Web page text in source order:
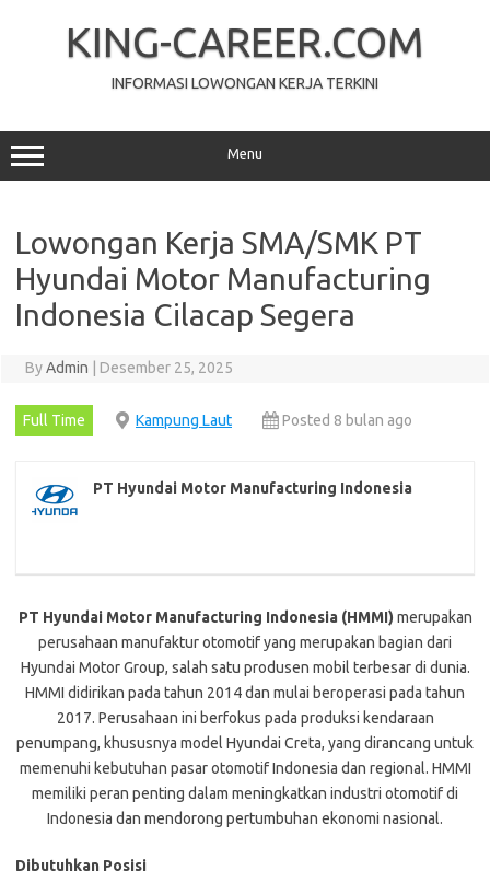
KING-CAREER.COM
INFORMASI LOWONGAN KERJA TERKINI
Menu
Lowongan Kerja SMA/SMK PT
Hyundai Motor Manufacturing
Indonesia Cilacap Segera
ByAdmin Desember 25, 2025
Full Time Kampung Laut Posted 8 bulan ago
PT Hyundai Motor Manufacturing Indonesia
PT Hyundai Motor Manufacturing Indonesia (HMMI) merupakan
perusahaan manufaktur otomotif yang merupakan bagian dari
Hyundai Motor Group, salah satu produsen mobil terbesar di dunia.
HMMI didirikan pada tahun 2014 dan mulai beroperasi pada tahun
2017. Perusahaan ini berfokus pada produksi kendaraan
penumpang, khususnya model Hyundai Creta, yang dirancang untuk
memenuhi kebutuhan pasar otomotif Indonesia dan regional. HMMI
memiliki peran penting dalam meningkatkan industri otomotif di
Indonesia dan mendorong pertumbuhan ekonomi nasional.
Dibutuhkan Posisi